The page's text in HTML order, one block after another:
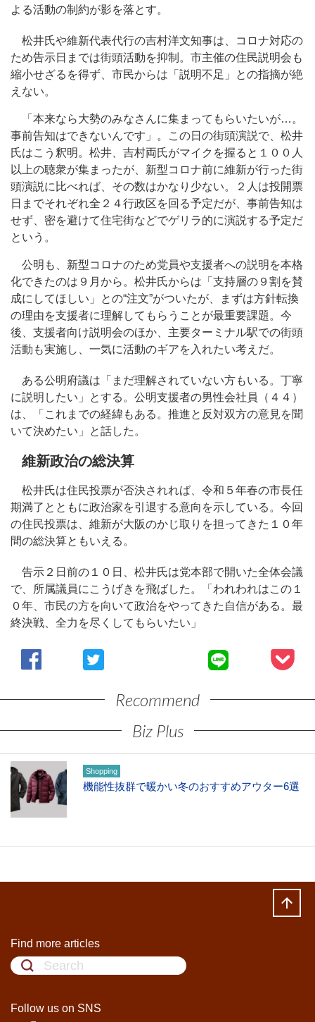
よる活動の制約が影を落とす。
松井氏や維新代表代行の吉村洋文知事は、コロナ対応の
ため告示日までは街頭活動を抑制。市主催の住民説明会も
縮小せざるを得ず、市民からは「説明不足」との指摘が絶
えない。
「本来なら大勢のみなさんに集まってもらいたいが…。
事前告知はできないんです」。この日の街頭演説で、松井
氏はこう釈明。松井、吉村両氏がマイクを握ると１００人
以上の聴衆が集まったが、新型コロナ前に維新が行った街
頭演説に比べれば、その数はかなり少ない。２人は投開票
日までそれぞれ全２４行政区を回る予定だが、事前告知は
せず、密を避けて住宅街などでゲリラ的に演説する予定だ
という。
公明も、新型コロナのため党員や支援者への説明を本格
化できたのは９月から。松井氏からは「支持層の９割を賛
成にしてほしい」との“注文”がついたが、まずは方針転換
の理由を支援者に理解してもらうことが最重要課題。今
後、支援者向け説明会のほか、主要ターミナル駅での街頭
活動も実施し、一気に活動のギアを入れたい考えだ。
ある公明府議は「まだ理解されていない方もいる。丁寧
に説明したい」とする。公明支援者の男性会社員（４４）
は、「これまでの経緯もある。推進と反対双方の意見を聞
いて決めたい」と話した。
維新政治の総決算
松井氏は住民投票が否決されれば、令和５年春の市長任
期満了とともに政治家を引退する意向を示している。今回
の住民投票は、維新が大阪のかじ取りを担ってきた１０年
間の総決算ともいえる。
告示２日前の１０日、松井氏は党本部で開いた全体会議
で、所属議員にこうげきを飛ばした。「われわれはこの１
０年、市民の方を向いて政治をやってきた自信がある。最
終決戦、全力を尽くしてもらいたい」
Recommend
Biz Plus
Shopping
機能性抜群で暖かい冬のおすすめアウター6選
Find more articles
Follow us on SNS